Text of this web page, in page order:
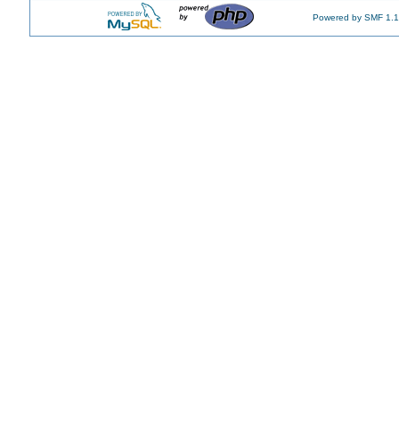
Powered by SMF